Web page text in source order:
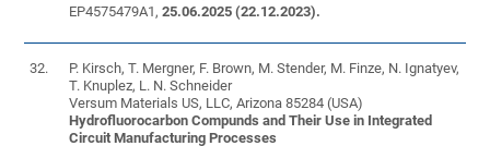
EP4575479A1,25.06.2025 (22.12.2023).
32.
P. Kirsch, T. Mergner, F. Brown, M. Stender, M. Finze, N. Ignatyev,
T. Knuplez, L. N. Schneider
Versum Materials US, LLC, Arizona 85284 (USA)
Hydrofluorocarbon Compunds and Their Use in Integrated
Circuit Manufacturing Processes